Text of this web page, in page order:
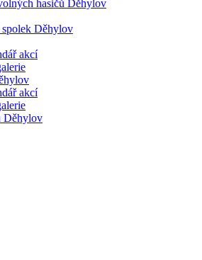
hasičů Děhylov
Děhylov
akcí
akcí
Děhylov